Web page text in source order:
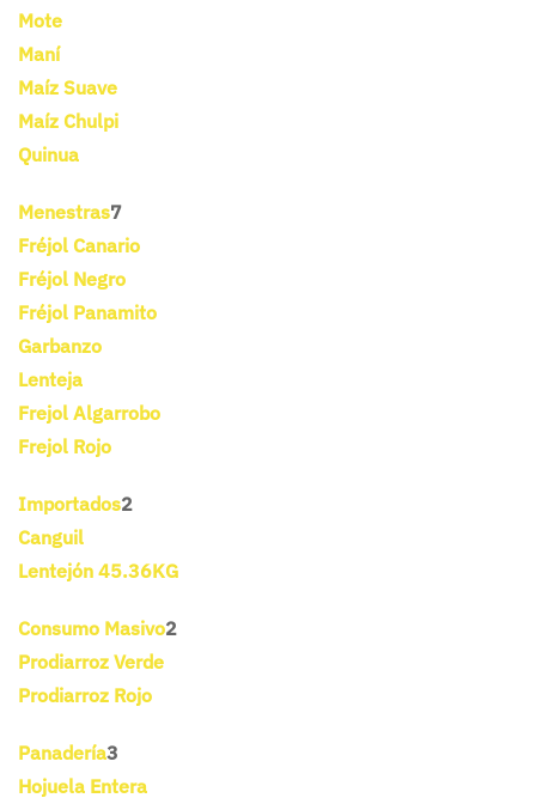
Mote
Maní
Maíz Suave
Maíz Chulpi
Quinua
Menestras7
Fréjol Canario
Fréjol Negro
Fréjol Panamito
Garbanzo
Lenteja
Frejol Algarrobo
Frejol Rojo
Importados2
Canguil
Lentejón 45.36KG
Consumo Masivo2
Prodiarroz Verde
Prodiarroz Rojo
Panadería3
Hojuela Entera